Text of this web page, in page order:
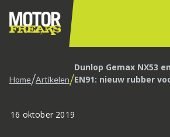
Home/Artikelen/Dunlop Gemax NX53
EN91: nieuw rubber
16 oktober 2019